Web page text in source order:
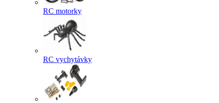
RC motorky
RC vychytávky